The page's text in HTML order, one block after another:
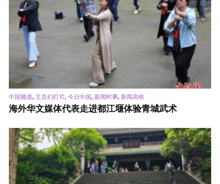
中国频道, 主页幻灯片, 今日中国, 新闻时事, 新闻高铁
海外华文媒体代表走进都江堰体验青城武术